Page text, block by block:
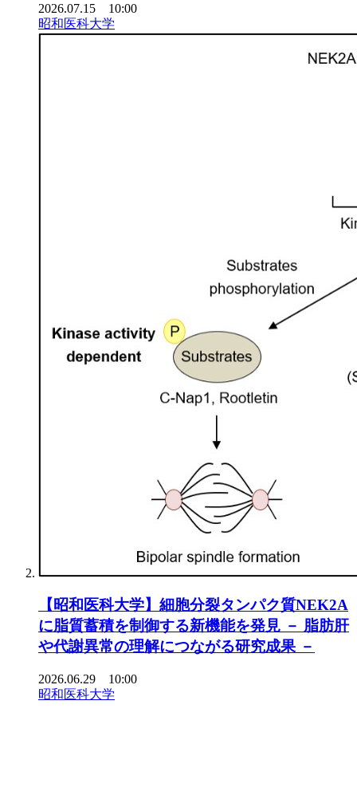
2026.07.15 10:00
昭和医科大学
【昭和医科大学】細胞分裂タンパク質NEK2A
に脂質蓄積を制御する新機能を発見 － 脂肪肝
や代謝異常の理解につながる研究成果 －
2026.06.29 10:00
昭和医科大学